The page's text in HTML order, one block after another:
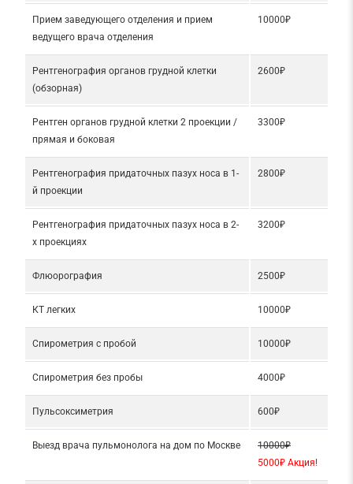
Прием заведующего отделения и прием
ведущего врача отделения
10000₽
Рентгенография органов грудной клетки
(обзорная)
2600₽
Рентген органов грудной клетки 2 проекции /
прямая и боковая
3300₽
Рентгенография придаточных пазух носа в 1-
й проекции
2800₽
Рентгенография придаточных пазух носа в 2-
х проекциях
3200₽
Флюорография 2500₽
КТ легких 10000₽
Спирометрия с пробой 10000₽
Спирометрия без пробы 4000₽
Пульсоксиметрия 600₽
Выезд врача пульмонолога на дом по Москве
10000₽
5000₽ Акция!